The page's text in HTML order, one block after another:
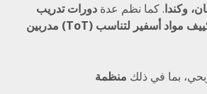
وكندا. كما نظم عدة دورات تدريب
مواد أسفير لتناسب
بما في ذلك